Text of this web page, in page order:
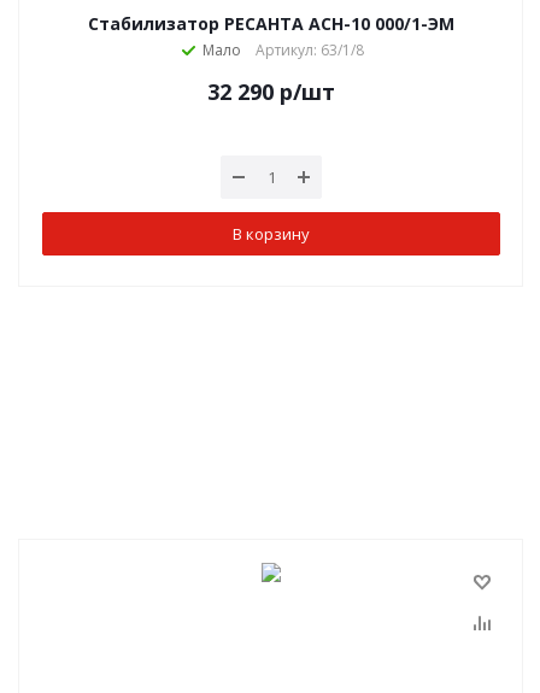
Стабилизатор РЕСАНТА АСН-10 000/1-ЭМ
Мало Артикул: 63/1/8
32 290 р/шт
В корзину